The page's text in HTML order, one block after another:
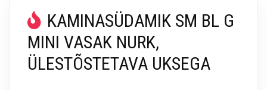
KAMINASÜDAMIK SM BL G
MINI VASAK NURK,
ÜLESTÕSTETAVA UKSEGA